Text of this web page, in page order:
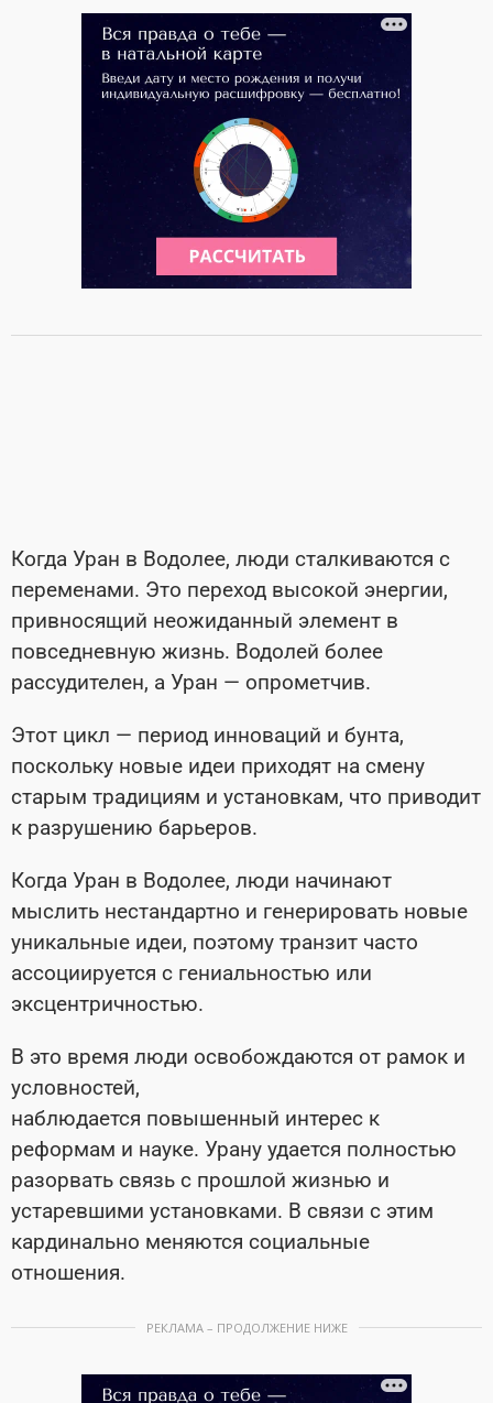
Когда Уран в Водолее, люди сталкиваются с
переменами. Это переход высокой энергии,
привносящий неожиданный элемент в
повседневную жизнь. Водолей более
рассудителен, а Уран — опрометчив.
Этот цикл — период инноваций и бунта,
поскольку новые идеи приходят на смену
старым традициям и установкам, что приводит
к разрушению барьеров.
Когда Уран в Водолее, люди начинают
мыслить нестандартно и генерировать новые
уникальные идеи, поэтому транзит часто
ассоциируется с гениальностью или
эксцентричностью.
В это время люди освобождаются от рамок и
условностей,
наблюдается повышенный интерес к
реформам и науке. Урану удается полностью
разорвать связь с прошлой жизнью и
устаревшими установками. В связи с этим
кардинально меняются социальные
отношения.
РЕКЛАМА – ПРОДОЛЖЕНИЕ НИЖЕ